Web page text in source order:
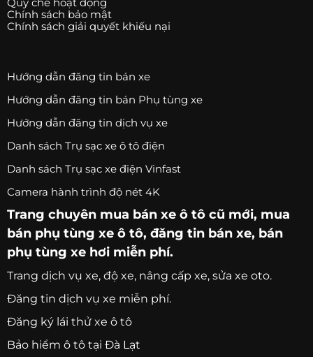
Chính sách bảo mật
Chính sách giải quyết khiếu nại
Hướng dẫn đăng tin bán xe
Hướng dẫn đăng tin bán Phụ tùng xe
Hướng dẫn đăng tin dịch vụ xe
Danh sách Trụ sạc xe ô tô điện
Danh sách Trụ sạc xe điện Vinfast
Camera hành trình độ nét 4K
Trang chuyên mua bán xe ô tô cũ mới, mua
bán phụ tùng xe ô tô, đăng tin bán xe, bán
phụ tùng xe hơi miễn phí.
Trang dịch vụ xe, độ xe, nâng cấp xe, sửa xe oto.
Đăng tin dịch vụ xe miễn phí.
Đăng ký lái thử xe ô tô
Bảo hiểm ô tô tại Đà Lạt